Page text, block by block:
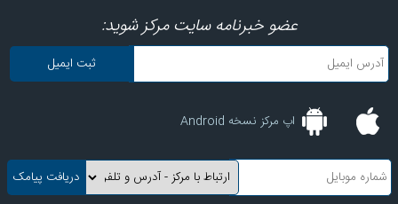
عضو خبرنامه سایت مرکز شوید:
اپ مرکز نسخه Android